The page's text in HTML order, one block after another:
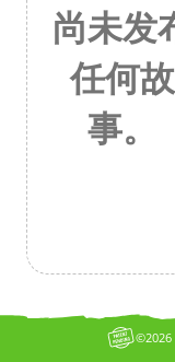
尚未发
任何故
事。
©2026